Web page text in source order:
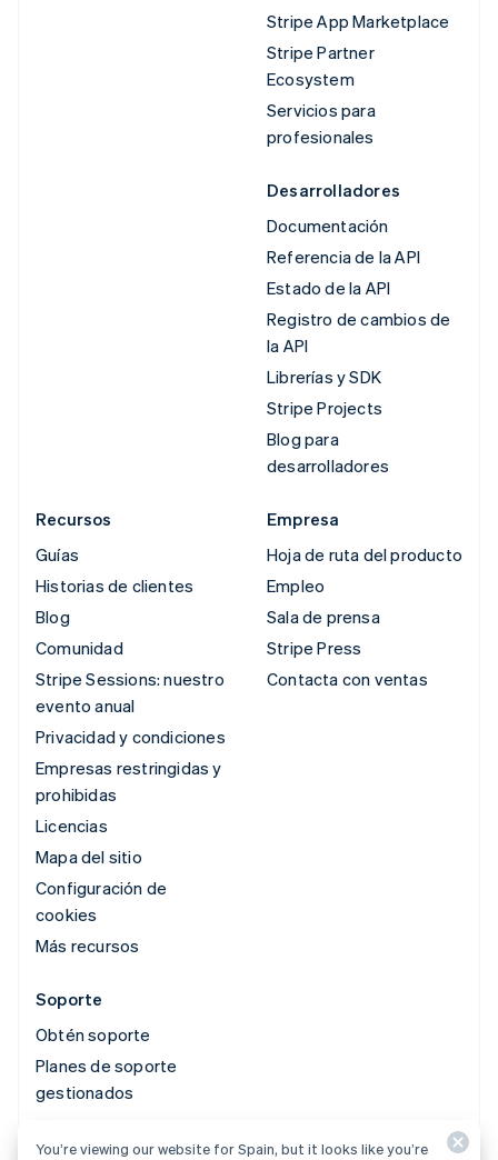
Stripe App Marketplace
Stripe Partner
Ecosystem
Servicios para
profesionales
Desarrolladores
Documentación
Referencia de la API
Estado de la API
Registro de cambios de
la API
Librerías y SDK
Stripe Projects
Blog para
desarrolladores
Recursos
Guías
Historias de clientes
Blog
Comunidad
Stripe Sessions: nuestro
evento anual
Privacidad y condiciones
Empresas restringidas y
prohibidas
Licencias
Mapa del sitio
Configuración de
cookies
Más recursos
Empresa
Hoja de ruta del producto
Empleo
Sala de prensa
Stripe Press
Contacta con ventas
Soporte
Obtén soporte
Planes de soporte
gestionados
© 2026 Stripe, LLC
You’re viewing our website for Spain, but it looks like you’re